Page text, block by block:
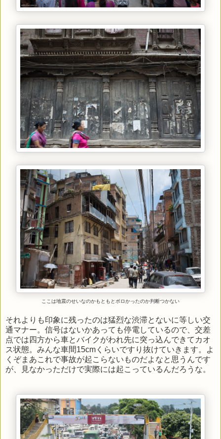
ここは地震のせいなのかもともとボロかったのか判断つかない
それよりも印象に残ったのは猛烈な渋滞とないに等しい交
通マナー。信号はないかあっても停電しているので、交差
点では四方から車とバイクがわれ先に突っ込んできてカオ
ス状態。みんな車間15cmくらいですり抜けていきます。よ
くぞまあこれで事故が起こらないものだよなと思うんです
が、見なかっただけで実際には起こっているんだろうな。